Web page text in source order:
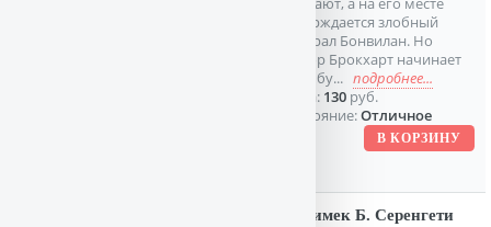
утверждается злобный
генерал Бонвилан. Но
Конор Брокхарт начинает
борьбу... подробнее...
Цена: 130руб.
Состояние:Отличное
Гржимек Б. Серенгети